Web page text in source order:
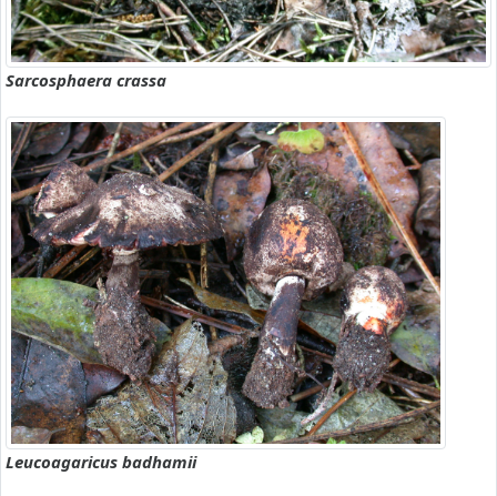
Sarcosphaera crassa
Leucoagaricus badhamii